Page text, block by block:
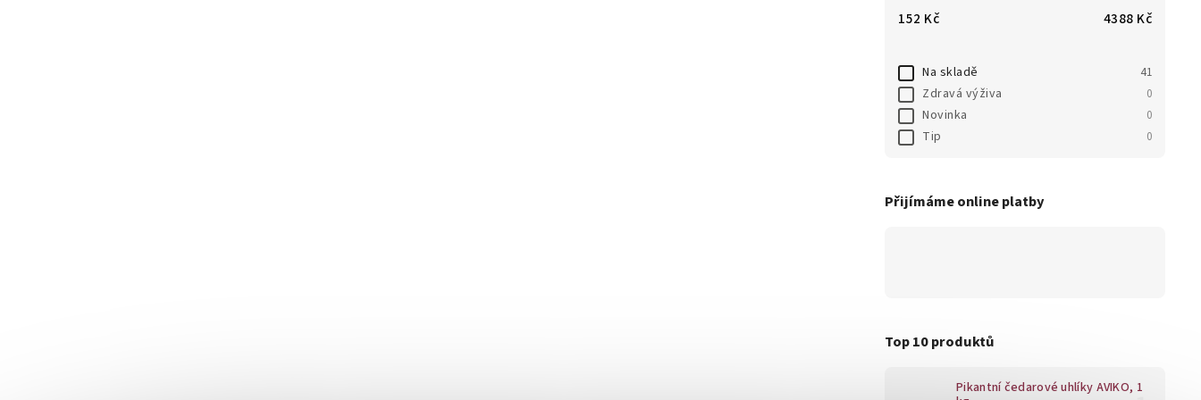
152 Kč 4388 Kč
Na skladě 41
Zdravá výživa 0
Novinka 0
Tip 0
Přijímáme online platby
Top 10 produktů
Pikantní čedarové uhlíky AVIKO, 1